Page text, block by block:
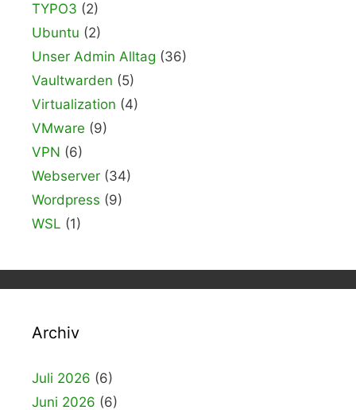
TYPO3 (2)
Ubuntu (2)
Unser Admin Alltag (36)
Vaultwarden (5)
Virtualization (4)
VMware (9)
VPN (6)
Webserver (34)
Wordpress (9)
WSL (1)
Archiv
Juli 2026 (6)
Juni 2026 (6)